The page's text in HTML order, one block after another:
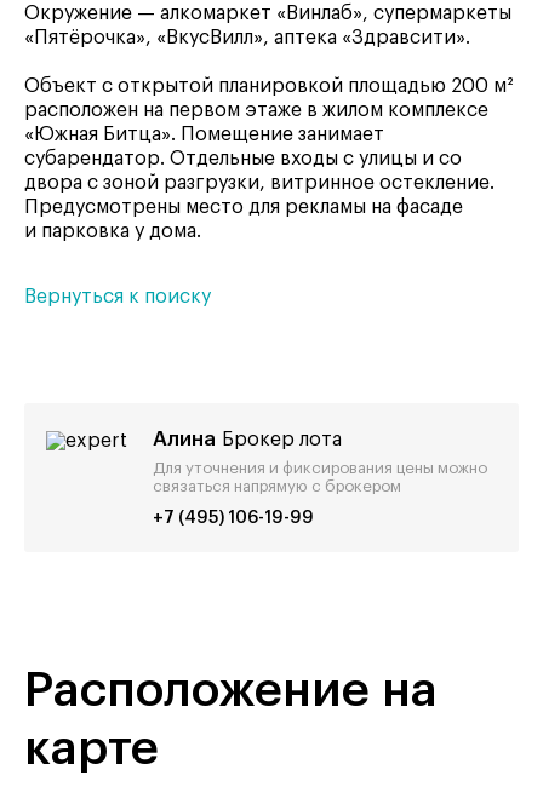
Окружение — алкомаркет «Винлаб», супермаркеты
«Пятёрочка», «ВкусВилл», аптека «Здравсити».
Объект с открытой планировкой площадью 200 м²
расположен на первом этаже в жилом комплексе
«Южная Битца». Помещение занимает
субарендатор. Отдельные входы с улицы и со
двора с зоной разгрузки, витринное остекление.
Предусмотрены место для рекламы на фасаде
и парковка у дома.
Вернуться к поиску
Алина Брокер лота
Для уточнения и фиксирования цены можно
связаться напрямую с брокером
+7 (495) 106-19-99
Расположение на
карте